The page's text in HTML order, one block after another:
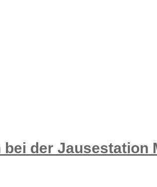
der Jausestation